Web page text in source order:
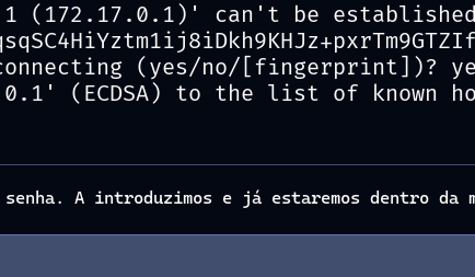
(172.17.0.1)' can't be
(yes/no/[fingerprint])?
(ECDSA) to the list of known
A introduzimos e já estaremos dentro da